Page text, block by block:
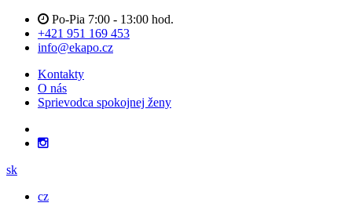
Po-Pia 7:00 - 13:00 hod.
+421 951 169 453
info@ekapo.cz
Kontakty
O nás
Sprievodca spokojnej ženy
sk
cz